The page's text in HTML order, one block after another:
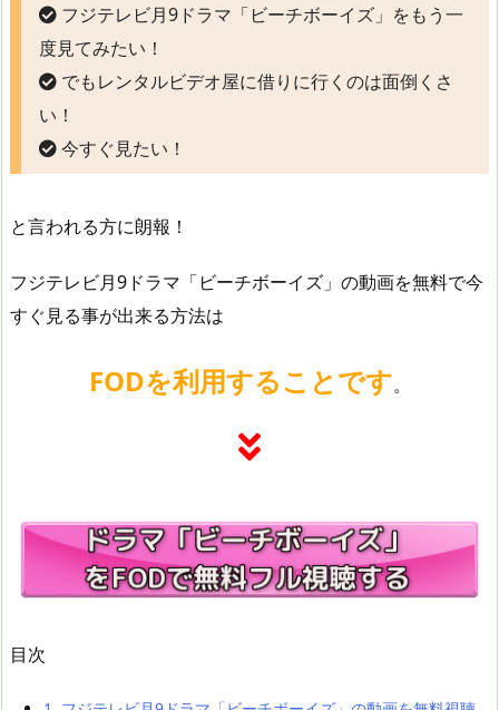
フジテレビ月9ドラマ「ビーチボーイズ」をもう一
度見てみたい！
でもレンタルビデオ屋に借りに行くのは面倒くさ
い！
今すぐ見たい！
と言われる方に朗報！
フジテレビ月9ドラマ「ビーチボーイズ」の動画を無料で今
すぐ見る事が出来る方法は
FODを利用することです。
目次